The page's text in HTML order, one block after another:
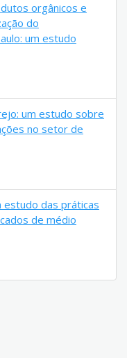
orgânicos e
do
um estudo
um estudo sobre
no setor de
estudo das práticas
de médio